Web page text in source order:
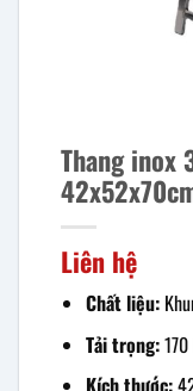
Thang inox
Liên hệ
Chất liệu:
Tải trọng:170
Kích thước: